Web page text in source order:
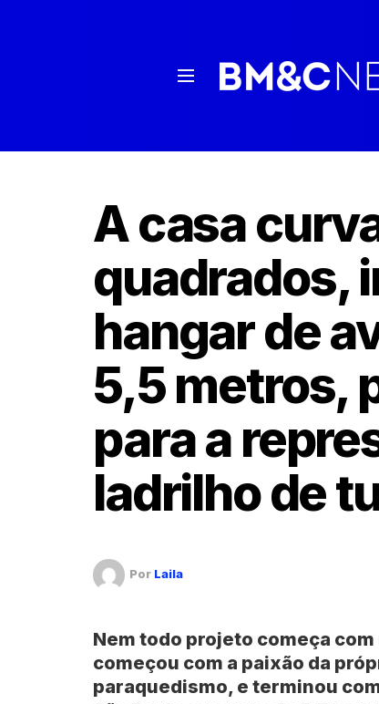
A casa
quadrados,
hangar de
5,5 metros,
para a
ladrilho de
Por Laila
Nem todo projeto começa
começou com a paixão da
paraquedismo, e terminou